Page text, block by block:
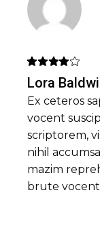
Lora
Ex ceteros
vocent
scriptorem,
nihil
mazim
brute